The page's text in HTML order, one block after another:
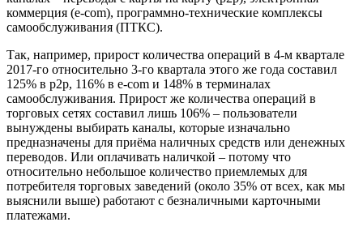
коммерция (e-com), программно-технические комплексы
самообслуживания (ПТКС).
Так, например, прирост количества операций в 4-м квартале
2017-го относительно 3-го квартала этого же года составил
125% в p2p, 116% в e-com и 148% в терминалах
самообслуживания. Прирост же количества операций в
торговых сетях составил лишь 106% – пользователи
вынуждены выбирать каналы, которые изначально
предназначены для приёма наличных средств или денежных
переводов. Или оплачивать наличкой – потому что
относительно небольшое количество приемлемых для
потребителя торговых заведений (около 35% от всех, как мы
выяснили выше) работают с безналичными карточными
платежами.